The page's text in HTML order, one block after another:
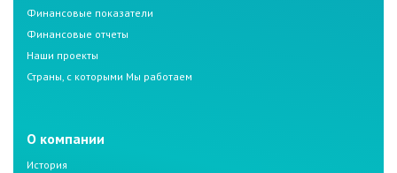
Финансовые показатели
Финансовые отчеты
Наши проекты
Страны, с которыми Мы работаем
О компании
История